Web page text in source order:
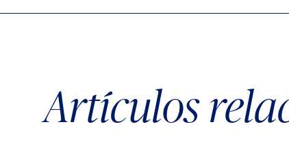
Artículos